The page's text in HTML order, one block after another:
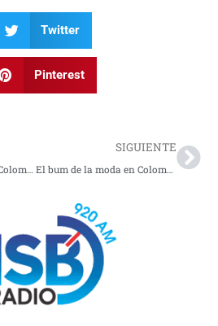
Twitter
Pinterest
María Fuell le cantó a Colombia junto a Carlos Vives
SIGUIENTE
El bum de la moda en Colombia 2026: Textiles con identidad local